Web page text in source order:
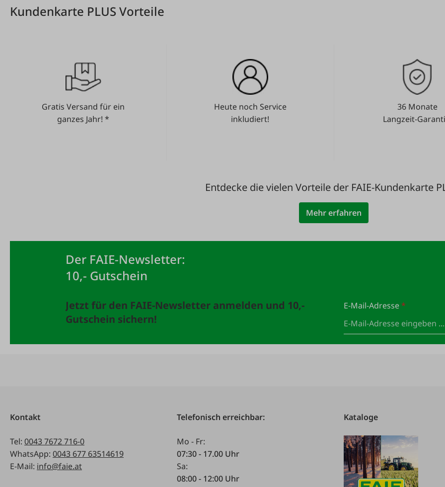
Kundenkarte PLUS Vorteile
Gratis Versand für ein
ganzes Jahr! *
Heute noch Service
inkludiert!
36 Monate
Langzeit-
Entdecke die vielen Vorteile der FAIE-Kundenkarte
Mehr erfahren
Der FAIE-Newsletter:
10,- Gutschein
Jetzt für den FAIE-Newsletter anmelden und 10,-
Gutschein sichern!
E-Mail-Adresse*
Kontakt
Tel: 0043 7672 716-0
WhatsApp: 0043 677 63514619
E-Mail: info@faie.at
Telefonisch erreichbar:
Mo - Fr:
07:30 - 17.00 Uhr
Sa:
08:00 - 12:00 Uhr
Kataloge